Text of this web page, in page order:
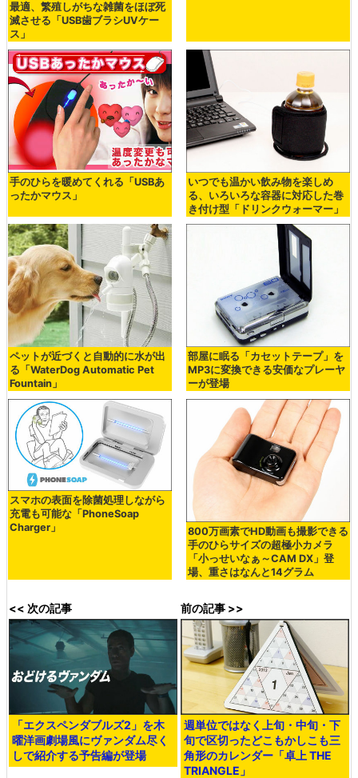
最適、繁殖しがちな雑菌をほぼ死
滅させる「USB歯ブラシUVケー
ス」
手のひらを暖めてくれる「USBあ
ったかマウス」
いつでも温かい飲み物を楽しめ
る、いろいろな容器に対応した巻
き付け型「ドリンクウォーマー」
ペットが近づくと自動的に水が出
る「WaterDog Automatic Pet
Fountain」
部屋に眠る「カセットテープ」を
MP3に変換できる安価なプレーヤ
ーが登場
スマホの表面を除菌処理しながら
充電も可能な「PhoneSoap
Charger」
800万画素でHD動画も撮影できる
手のひらサイズの超極小カメラ
「小っせいなぁ～CAM DX」登
場、重さはなんと14グラム
<< 次の記事
「エクスペンダブルズ2」を木
曜洋画劇場風にヴァンダム尽く
しで紹介する予告編が登場
前の記事 >>
週単位ではなく上旬・中旬・下
旬で区切ったどこもかしこも三
角形のカレンダー「卓上 THE
TRIANGLE」